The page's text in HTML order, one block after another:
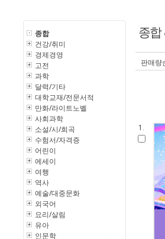
종합
건강/취미
경제경영
고전
과학
달력/기타
대학교재/전문서적
만화/라이트노벨
사회과학
소설/시/희곡
수험서/자격증
어린이
에세이
여행
역사
예술/대중문화
외국어
요리/살림
유아
인문학
종합
판매량
1.